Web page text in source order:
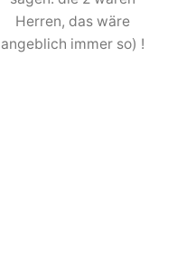
Herren, das wäre
angeblich immer so) !